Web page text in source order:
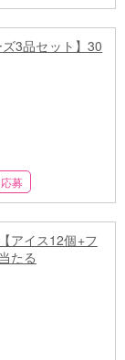
3品セット】30
募
アイス12個+フ
たる